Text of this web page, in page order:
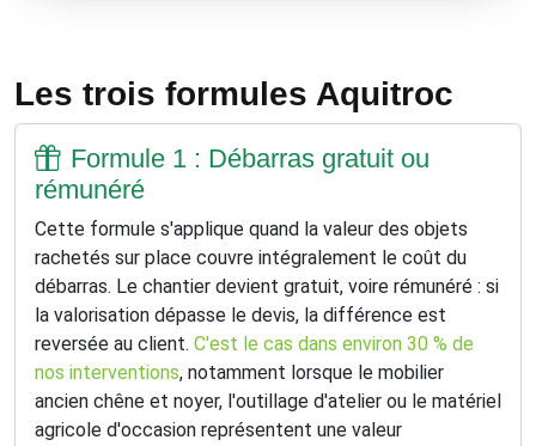
Les trois formules Aquitroc
Formule 1 : Débarras gratuit ou
rémunéré
Cette formule s'applique quand la valeur des objets
rachetés sur place couvre intégralement le coût du
débarras. Le chantier devient gratuit, voire rémunéré : si
la valorisation dépasse le devis, la différence est
reversée au client. C'est le cas dans environ 30 % de
nos interventions, notamment lorsque le mobilier
ancien chêne et noyer, l'outillage d'atelier ou le matériel
agricole d'occasion représentent une valeur